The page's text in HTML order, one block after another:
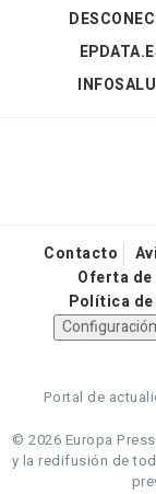
Contacto
Oferta
Política
Portal de
© 2026 Europa
y la redifusión de